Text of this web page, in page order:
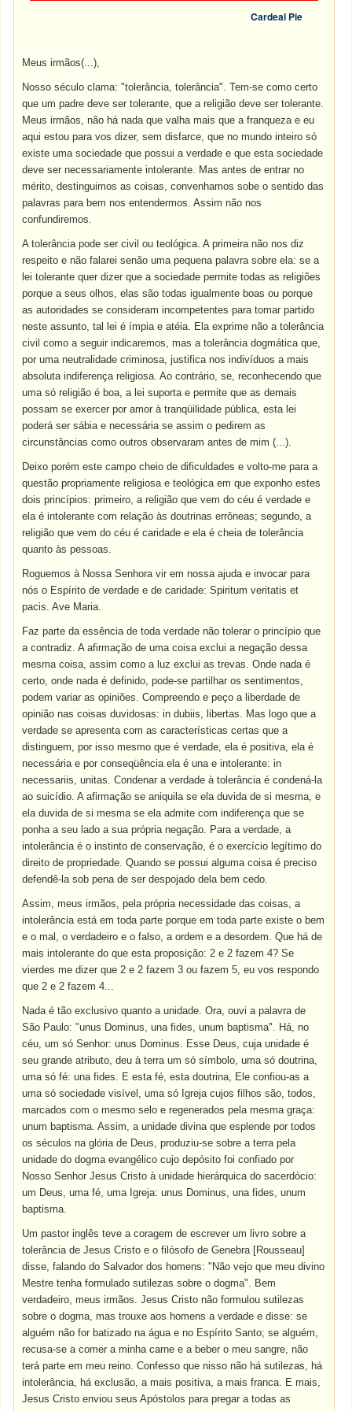
Cardeal Pie
Meus irmãos(...),
Nosso século clama: "tolerância, tolerância". Tem-se como certo
que um padre deve ser tolerante, que a religião deve ser tolerante.
Meus irmãos, não há nada que valha mais que a franqueza e eu
aqui estou para vos dizer, sem disfarce, que no mundo inteiro só
existe uma sociedade que possui a verdade e que esta sociedade
deve ser necessariamente intolerante. Mas antes de entrar no
mérito, destinguimos as coisas, convenhamos sobe o sentido das
palavras para bem nos entendermos. Assim não nos
confundiremos.
A tolerância pode ser civil ou teológica. A primeira não nos diz
respeito e não falarei senão uma pequena palavra sobre ela: se a
lei tolerante quer dizer que a sociedade permite todas as religiões
porque a seus olhos, elas são todas igualmente boas ou porque
as autoridades se consideram incompetentes para tomar partido
neste assunto, tal lei é ímpia e atéia. Ela exprime não a tolerância
civil como a seguir indicaremos, mas a tolerância dogmática que,
por uma neutralidade criminosa, justifica nos indivíduos a mais
absoluta indiferença religiosa. Ao contrário, se, reconhecendo que
uma só religião é boa, a lei suporta e permite que as demais
possam se exercer por amor à tranqüilidade pública, esta lei
poderá ser sábia e necessária se assim o pedirem as
circunstâncias como outros observaram antes de mim (...).
Deixo porém este campo cheio de dificuldades e volto-me para a
questão propriamente religiosa e teológica em que exponho estes
dois princípios: primeiro, a religião que vem do céu é verdade e
ela é intolerante com relação às doutrinas errôneas; segundo, a
religião que vem do céu é caridade e ela é cheia de tolerância
quanto às pessoas.
Roguemos à Nossa Senhora vir em nossa ajuda e invocar para
nós o Espírito de verdade e de caridade: Spiritum veritatis et
pacis. Ave Maria.
Faz parte da essência de toda verdade não tolerar o princípio que
a contradiz. A afirmação de uma coisa exclui a negação dessa
mesma coisa, assim como a luz exclui as trevas. Onde nada é
certo, onde nada é definido, pode-se partilhar os sentimentos,
podem variar as opiniões. Compreendo e peço a liberdade de
opinião nas coisas duvidosas: in dubiis, libertas. Mas logo que a
verdade se apresenta com as características certas que a
distinguem, por isso mesmo que é verdade, ela é positiva, ela é
necessária e por conseqüência ela é una e intolerante: in
necessariis, unitas. Condenar a verdade à tolerância é condená-la
ao suicídio. A afirmação se aniquila se ela duvida de si mesma, e
ela duvida de si mesma se ela admite com indiferença que se
ponha a seu lado a sua própria negação. Para a verdade, a
intolerância é o instinto de conservação, é o exercício legítimo do
direito de propriedade. Quando se possui alguma coisa é preciso
defendê-la sob pena de ser despojado dela bem cedo.
Assim, meus irmãos, pela própria necessidade das coisas, a
intolerância está em toda parte porque em toda parte existe o bem
e o mal, o verdadeiro e o falso, a ordem e a desordem. Que há de
mais intolerante do que esta proposição: 2 e 2 fazem 4? Se
vierdes me dizer que 2 e 2 fazem 3 ou fazem 5, eu vos respondo
que 2 e 2 fazem 4...
Nada é tão exclusivo quanto a unidade. Ora, ouvi a palavra de
São Paulo: "unus Dominus, una fides, unum baptisma". Há, no
céu, um só Senhor: unus Dominus. Esse Deus, cuja unidade é
seu grande atributo, deu à terra um só símbolo, uma só doutrina,
uma só fé: una fides. E esta fé, esta doutrina, Ele confiou-as a
uma só sociedade visível, uma só Igreja cujos filhos são, todos,
marcados com o mesmo selo e regenerados pela mesma graça:
unum baptisma. Assim, a unidade divina que esplende por todos
os séculos na glória de Deus, produziu-se sobre a terra pela
unidade do dogma evangélico cujo depósito foi confiado por
Nosso Senhor Jesus Cristo à unidade hierárquica do sacerdócio:
um Deus, uma fé, uma Igreja: unus Dominus, una fides, unum
baptisma.
Um pastor inglês teve a coragem de escrever um livro sobre a
tolerância de Jesus Cristo e o filósofo de Genebra [Rousseau]
disse, falando do Salvador dos homens: "Não vejo que meu divino
Mestre tenha formulado sutilezas sobre o dogma". Bem
verdadeiro, meus irmãos. Jesus Cristo não formulou sutilezas
sobre o dogma, mas trouxe aos homens a verdade e disse: se
alguém não for batizado na água e no Espírito Santo; se alguém,
recusa-se a comer a minha carne e a beber o meu sangre, não
terá parte em meu reino. Confesso que nisso não há sutilezas, há
intolerância, há exclusão, a mais positiva, a mais franca. E mais,
Jesus Cristo enviou seus Apóstolos para pregar a todas as